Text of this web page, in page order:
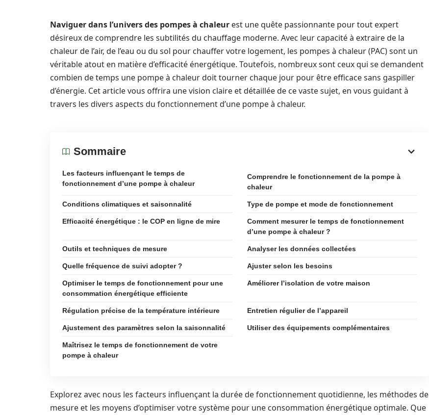
Naviguer dans l’univers des pompes à chaleur est une quête passionnante pour tout expert
désireux de comprendre les subtilités du chauffage moderne. Avec leur capacité à extraire de la
chaleur de l’air, de l’eau ou du sol pour chauffer votre logement, les pompes à chaleur (PAC) sont un
véritable atout en matière d’efficacité énergétique. Toutefois, nombreux sont ceux qui se demandent
combien de temps une pompe à chaleur doit tourner chaque jour pour être efficace sans gaspiller
d’énergie. Cet article vous offrira une vision claire et détaillée de ce vaste sujet, en vous guidant à
travers les divers aspects du fonctionnement d’une pompe à chaleur.
Sommaire
Les facteurs influençant le temps de
fonctionnement d’une pompe à chaleur
Comprendre le fonctionnement de la pompe à
chaleur
Conditions climatiques et saisonnalité Type de pompe et mode de fonctionnement
Efficacité énergétique : le COP en ligne de mire
Comment mesurer le temps de fonctionnement
d’une pompe à chaleur ?
Outils et techniques de mesure Analyser les données collectées
Quelle fréquence de suivi adopter ? Ajuster selon les besoins
Optimiser le temps de fonctionnement pour une
consommation énergétique efficiente
Améliorer l’isolation de votre maison
Régulation précise de la température intérieure Entretien régulier de l’appareil
Ajustement des paramètres selon la saisonnalité Utiliser des équipements complémentaires
Maîtrisez le temps de fonctionnement de votre
pompe à chaleur
Explorez avec nous les facteurs influençant la durée de fonctionnement quotidienne, les méthodes de
mesure et les moyens d’optimiser votre système pour une consommation énergétique optimale. Que